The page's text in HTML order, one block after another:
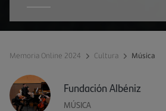
Memoria Online 2024 Cultura Música
Fundación Albéniz
MÚSICA